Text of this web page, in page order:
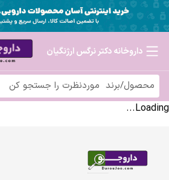
داروخانه دکتر نرگس ارژنگیان
Loading...